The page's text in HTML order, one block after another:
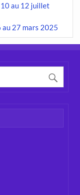
10 au 12 juillet
au 27 mars 2025